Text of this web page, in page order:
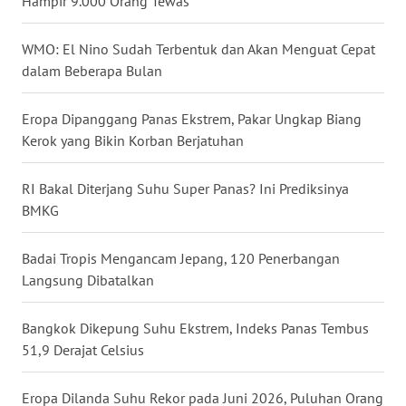
WMO: El Nino Sudah Terbentuk dan Akan Menguat Cepat
dalam Beberapa Bulan
Eropa Dipanggang Panas Ekstrem, Pakar Ungkap Biang
Kerok yang Bikin Korban Berjatuhan
RI Bakal Diterjang Suhu Super Panas? Ini Prediksinya
BMKG
Badai Tropis Mengancam Jepang, 120 Penerbangan
Langsung Dibatalkan
Bangkok Dikepung Suhu Ekstrem, Indeks Panas Tembus
51,9 Derajat Celsius
Eropa Dilanda Suhu Rekor pada Juni 2026, Puluhan Orang
WN
NUSANTARA
WN
WN
WN
KALTENG